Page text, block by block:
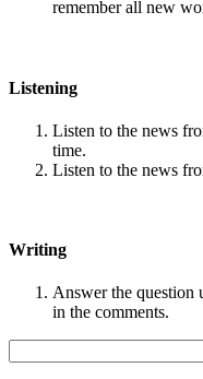
remember all new
Listening
Listen to the news
time.
Listen to the news
Writing
Answer the question
in the comments.
for: